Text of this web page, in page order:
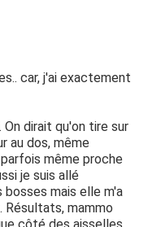
car, j'ai exactement
On dirait qu'on tire sur
au dos, même
même proche
je suis allé
mais elle m'a
Résultats, mammo